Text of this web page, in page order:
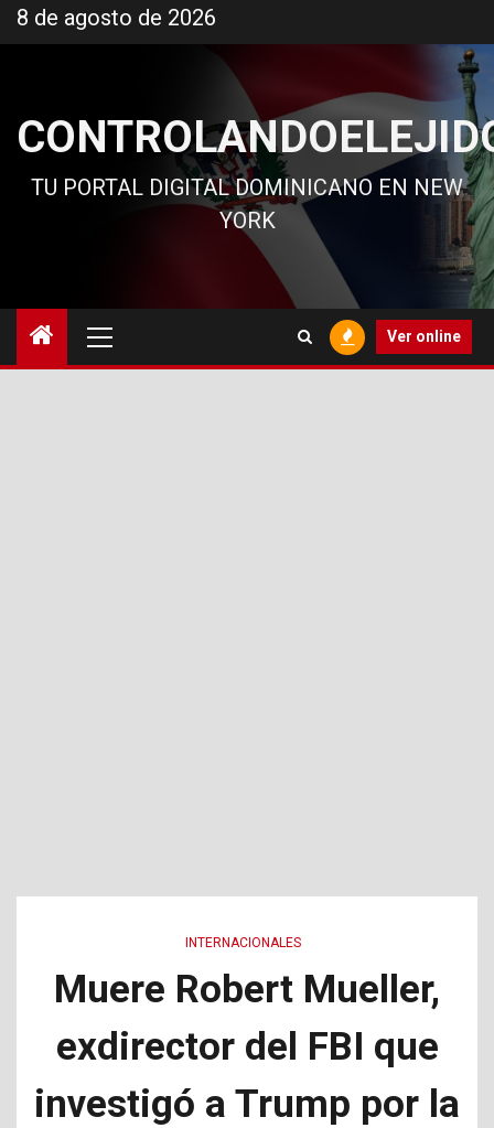
al
8 de agosto de 2026
TU PORTAL DIGITAL DOMINICANO EN NEW
YORK
principal
Ver online
INTERNACIONALES
Muere Robert Mueller,
exdirector del FBI que
investigó a Trump por la